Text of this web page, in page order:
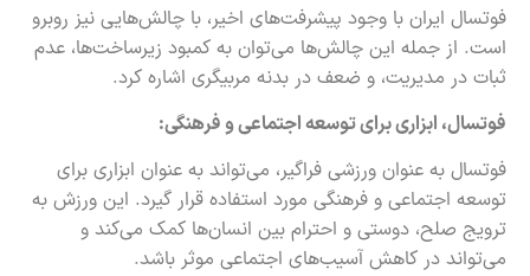
فوتسال ایران با وجود پیشرفت‌های اخیر، با چالش‌هایی نیز روبرو
است. از جمله این چالش‌ها می‌توان به کمبود زیرساخت‌ها، عدم
ثبات در مدیریت، و ضعف در بدنه مربیگری اشاره کرد.
فوتسال، ابزاری برای توسعه اجتماعی و فرهنگی:
فوتسال به عنوان ورزشی فراگیر، می‌تواند به عنوان ابزاری برای
توسعه اجتماعی و فرهنگی مورد استفاده قرار گیرد. این ورزش به
ترویج صلح، دوستی و احترام بین انسان‌ها کمک می‌کند و
می‌تواند در کاهش آسیب‌های اجتماعی موثر باشد.